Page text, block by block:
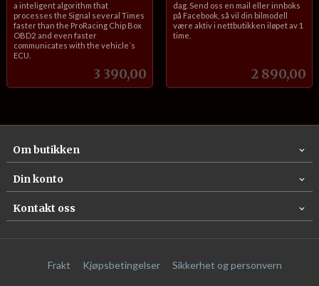
Pris
3 390,00
a inteligent algorithm that
processes the Signal several Times
faster than the ProRacing Chip Box
OBD2 and even faster
communicates with the vehicle´s
ECU.
Pris
2 890,00
dag. Send oss en mail eller innboks
på Facebook, så vil din bilmodell
være aktiv i nettbutikken iløpet av 1
time.
Om butikken
Din konto
Kontakt oss
Frakt Kjøpsbetingelser Sikkerhet og personvern